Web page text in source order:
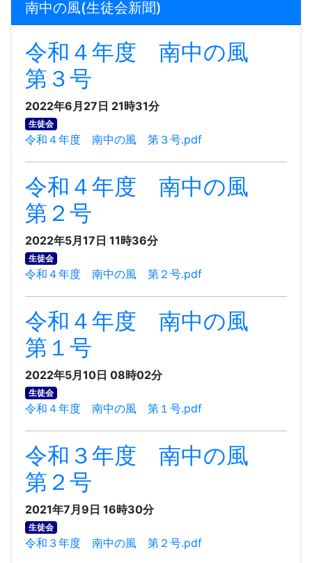
南中の風(生徒会新聞)
令和４年度 南中の風
第３号
2022年6月27日 21時31分
生徒会
令和４年度 南中の風 第３号.pdf
令和４年度 南中の風
第２号
2022年5月17日 11時36分
生徒会
令和４年度 南中の風 第２号.pdf
令和４年度 南中の風
第１号
2022年5月10日 08時02分
生徒会
令和４年度 南中の風 第１号.pdf
令和３年度 南中の風
第２号
2021年7月9日 16時30分
生徒会
令和３年度 南中の風 第２号.pdf